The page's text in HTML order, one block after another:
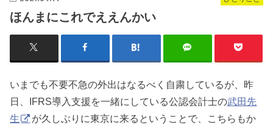
ほんまにこれでええんかい
いまでも不要不急の外出はなるべく自粛しているが、昨
日、IFRS導入支援を一緒にしている公認会計士の武田先
生
が久しぶりに東京に来るということで、こちらもか